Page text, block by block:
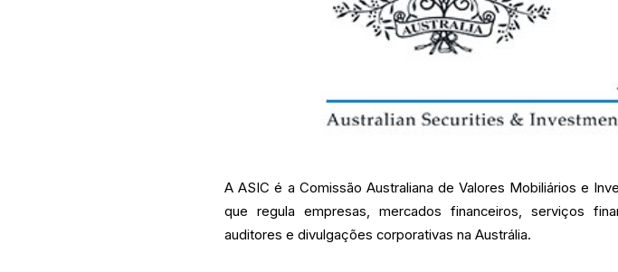
A ASIC é a Comissão Australiana de Valores Mobiliários e
que regula empresas, mercados financeiros, serviços
auditores e divulgações corporativas na Austrália.